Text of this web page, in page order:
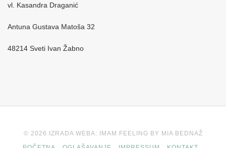
vl. Kasandra Draganić
Antuna Gustava Matoša 32
48214 Sveti Ivan Žabno
© 2026 IZRADA WEBA: IMAM FEELING BY MIA BEDNAŽ